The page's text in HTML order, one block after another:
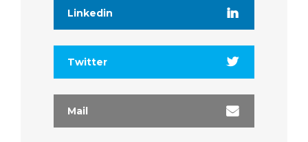
Linkedin
Twitter
Mail